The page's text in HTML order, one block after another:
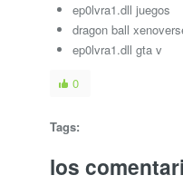
ep0lvra1.dll juegos
dragon ball
ep0lvra1.dll gta v
0
Tags:
los